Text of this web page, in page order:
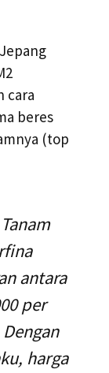
cara
beres
(top
antara
per
harga